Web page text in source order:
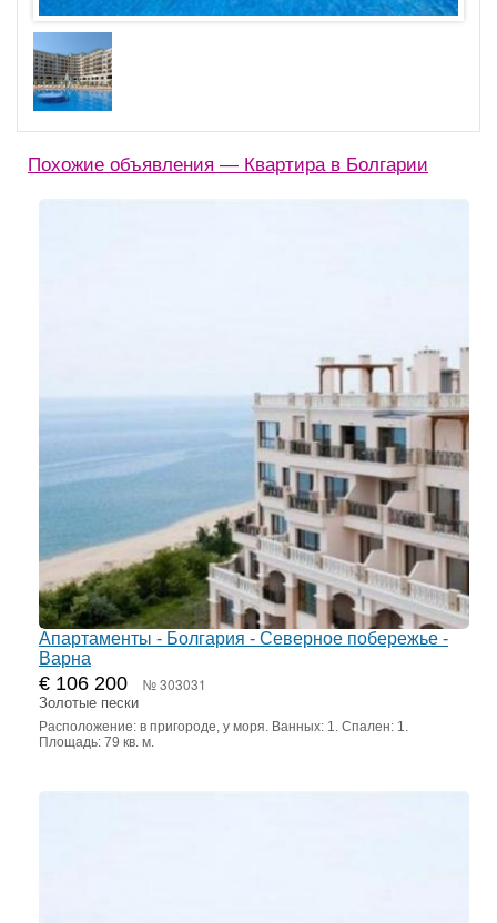
Похожие объявления — Квартира в Болгарии
Апартаменты - Болгария - Северное побережье -
Варна
€ 106 200 № 303031
Золотые пески
Расположение: в пригороде, у моря. Ванных: 1. Спален: 1.
Площадь: 79 кв. м.